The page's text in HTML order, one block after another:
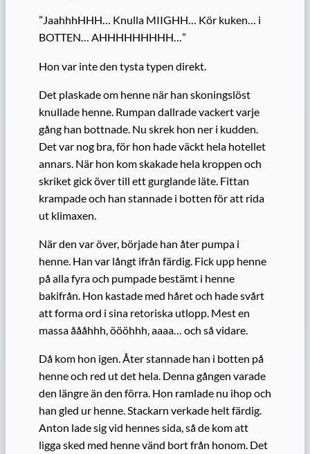
”JaahhhHHH… Knulla MIIGHH… Kör kuken… i
BOTTEN… AHHHHHHHHH…”
Hon var inte den tysta typen direkt.
Det plaskade om henne när han skoningslöst
knullade henne. Rumpan dallrade vackert varje
gång han bottnade. Nu skrek hon ner i kudden.
Det var nog bra, för hon hade väckt hela hotellet
annars. När hon kom skakade hela kroppen och
skriket gick över till ett gurglande läte. Fittan
krampade och han stannade i botten för att rida
ut klimaxen.
När den var över, började han åter pumpa i
henne. Han var långt ifrån färdig. Fick upp henne
på alla fyra och pumpade bestämt i henne
bakifrån. Hon kastade med håret och hade svårt
att forma ord i sina retoriska utlopp. Mest en
massa åååhhh, öööhhh, aaaa… och så vidare.
Då kom hon igen. Åter stannade han i botten på
henne och red ut det hela. Denna gången varade
den längre än den förra. Hon ramlade nu ihop och
han gled ur henne. Stackarn verkade helt färdig.
Anton lade sig vid hennes sida, så de kom att
ligga sked med henne vänd bort från honom. Det